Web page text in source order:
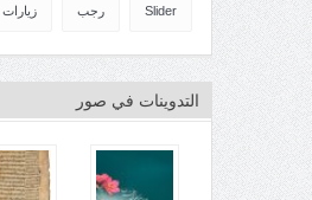
Slider رجب زيارات
التدوينات في صور